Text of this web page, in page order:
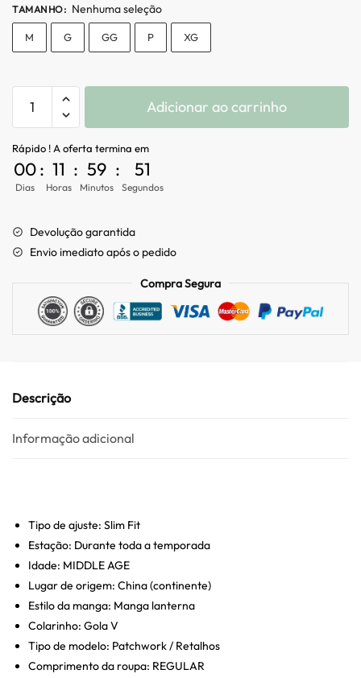
TAMANHO: Nenhuma seleção
M G GG P XG
Adicionar ao carrinho
Rápido ! A oferta termina em
00
Dias
: 11
Horas
: 59
Minutos
: 49
Segundos
Devolução garantida
Envio imediato após o pedido
Compra Segura
Descrição
Informação adicional
Tipo de ajuste: Slim Fit
Estação: Durante toda a temporada
Idade: MIDDLE AGE
Lugar de origem: China (continente)
Estilo da manga: Manga lanterna
Colarinho: Gola V
Tipo de modelo: Patchwork / Retalhos
Comprimento da roupa: REGULAR